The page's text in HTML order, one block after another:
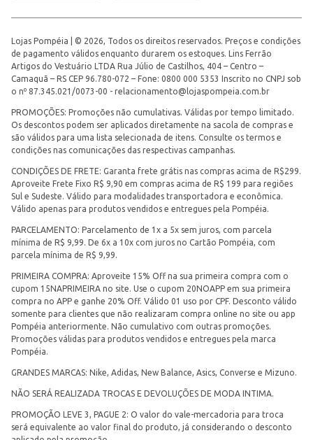
Lojas Pompéia | © 2026, Todos os direitos reservados. Preços e condições
de pagamento válidos enquanto durarem os estoques. Lins Ferrão
Artigos do Vestuário LTDA Rua Júlio de Castilhos, 404 – Centro –
Camaquã – RS CEP 96.780-072 – Fone: 0800 000 5353 Inscrito no CNPJ sob
o nº 87.345.021/0073-00 - relacionamento@lojaspompeia.com.br
PROMOÇÕES: Promoções não cumulativas. Válidas por tempo limitado.
Os descontos podem ser aplicados diretamente na sacola de compras e
são válidos para uma lista selecionada de itens. Consulte os termos e
condições nas comunicações das respectivas campanhas.
CONDIÇÕES DE FRETE: Garanta frete grátis nas compras acima de R$299.
Aproveite Frete Fixo R$ 9,90 em compras acima de R$ 199 para regiões
Sul e Sudeste. Válido para modalidades transportadora e econômica.
Válido apenas para produtos vendidos e entregues pela Pompéia.
PARCELAMENTO: Parcelamento de 1x a 5x sem juros, com parcela
mínima de R$ 9,99. De 6x a 10x com juros no Cartão Pompéia, com
parcela mínima de R$ 9,99.
PRIMEIRA COMPRA: Aproveite 15% Off na sua primeira compra com o
cupom 15NAPRIMEIRA no site. Use o cupom 20NOAPP em sua primeira
compra no APP e ganhe 20% Off. Válido 01 uso por CPF. Desconto válido
somente para clientes que não realizaram compra online no site ou app
Pompéia anteriormente. Não cumulativo com outras promoções.
Promoções válidas para produtos vendidos e entregues pela marca
Pompéia.
GRANDES MARCAS: Nike, Adidas, New Balance, Asics, Converse e Mizuno.
NÃO SERÁ REALIZADA TROCAS E DEVOLUÇÕES DE MODA INTIMA.
PROMOÇÃO LEVE 3, PAGUE 2: O valor do vale-mercadoria para troca
será equivalente ao valor final do produto, já considerando o desconto